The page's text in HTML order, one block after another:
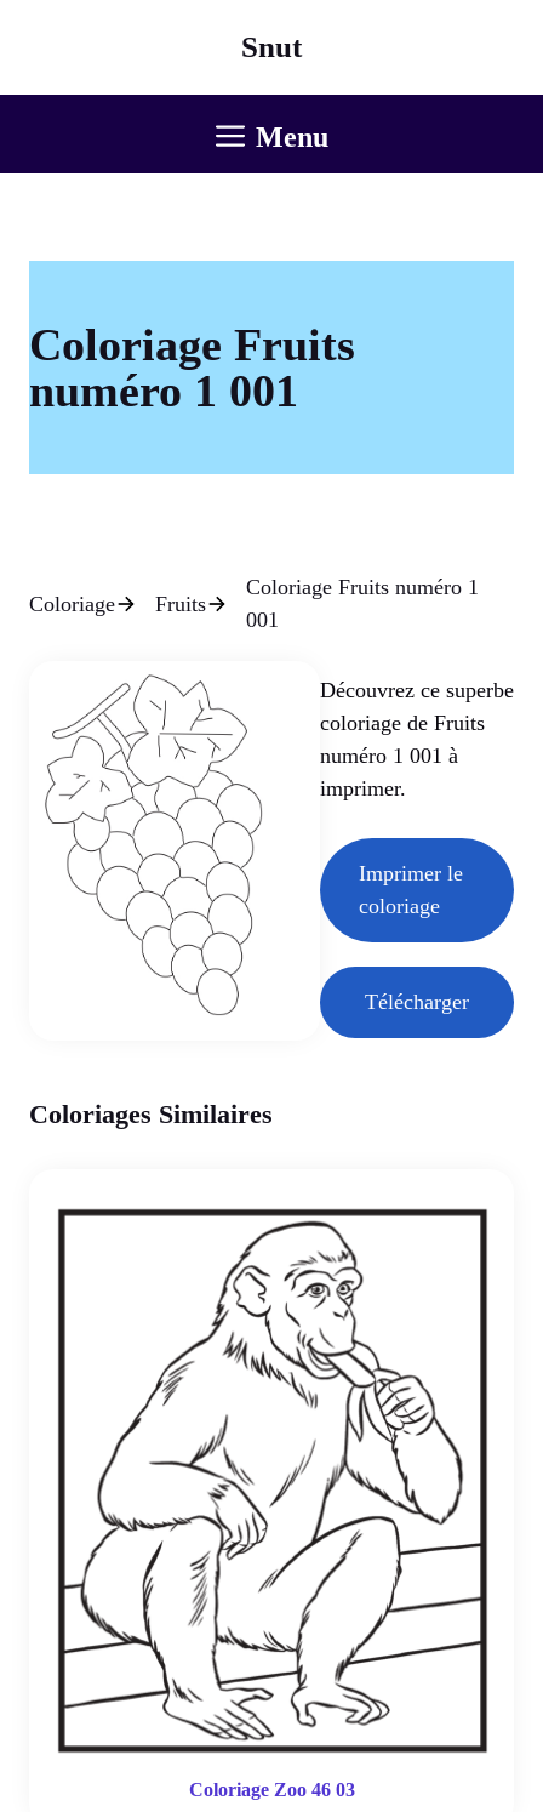
Snut
Menu
Coloriage Fruits
numéro 1 001
Coloriage Fruits
Coloriage Fruits numéro 1
001
Découvrez ce superbe
coloriage de Fruits
numéro 1 001 à
imprimer.
Imprimer le
coloriage
Télécharger
Coloriages Similaires
Coloriage Zoo 46 03